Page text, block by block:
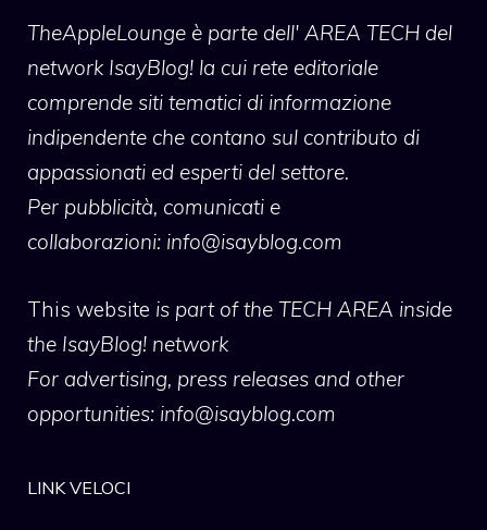
TheAppleLounge è parte dell' AREA TECH del
network IsayBlog! la cui rete editoriale
comprende siti tematici di informazione
indipendente che contano sul contributo di
appassionati ed esperti del settore.
Per pubblicità, comunicati e
collaborazioni: info@isayblog.com
This website is part of the TECH AREA inside
the IsayBlog! network
For advertising, press releases and other
opportunities: info@isayblog.com
LINK VELOCI